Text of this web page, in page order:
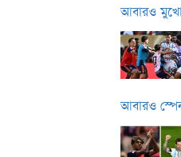
আবারও
আবারও